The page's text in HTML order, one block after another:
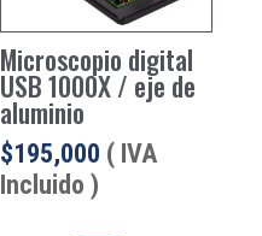
Microscopio digital
USB 1000X / eje de
aluminio
$195,000 ( IVA
Incluido )